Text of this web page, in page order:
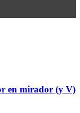
en mirador (y V)